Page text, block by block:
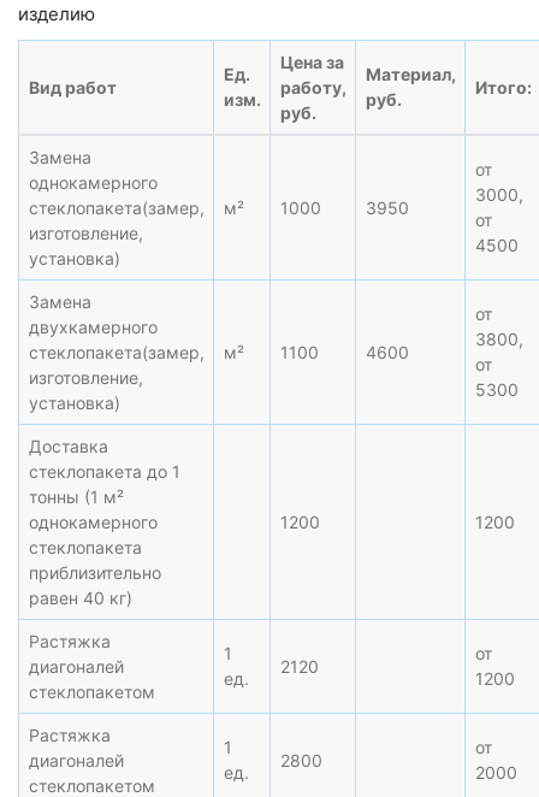
изделию
Вид работ
Ед.
изм.
Цена за
работу,
руб.
Материал,
руб.
Итого:
Замена
однокамерного
стеклопакета(замер,
изготовление,
установка)
м² 1000 3950
от
3000,
от
4500
Замена
двухкамерного
стеклопакета(замер,
изготовление,
установка)
м² 1100 4600
от
3800,
от
5300
Доставка
стеклопакета до 1
тонны (1 м²
однокамерного
стеклопакета
приблизительно
равен 40 кг)
1200 1200
Растяжка
диагоналей
стеклопакетом
1
ед.
2120
от
1200
Растяжка
диагоналей
стеклопакетом
1
ед.
2800
от
2000